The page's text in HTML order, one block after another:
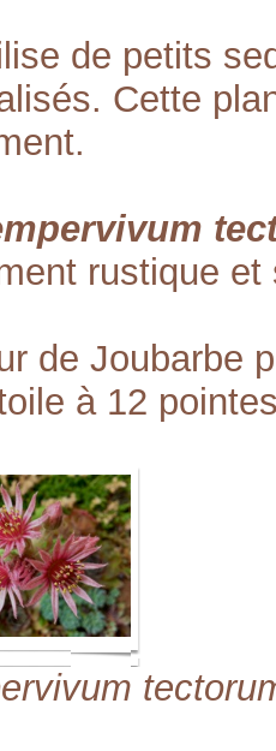
de petits
Cette
rustique
de Joubarbe
à 12